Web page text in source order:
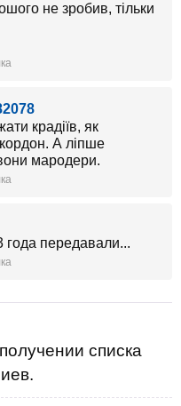
не зробив, тільки
крадіїв, як
кордон. А ліпше
мародери.
передавали...
списка